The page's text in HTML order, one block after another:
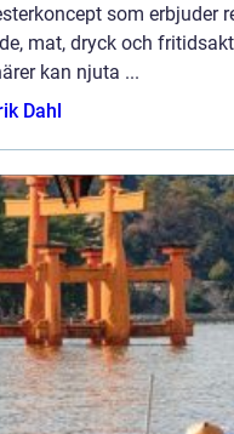
som erbjuder
mat, dryck och
kan njuta ...
Dahl